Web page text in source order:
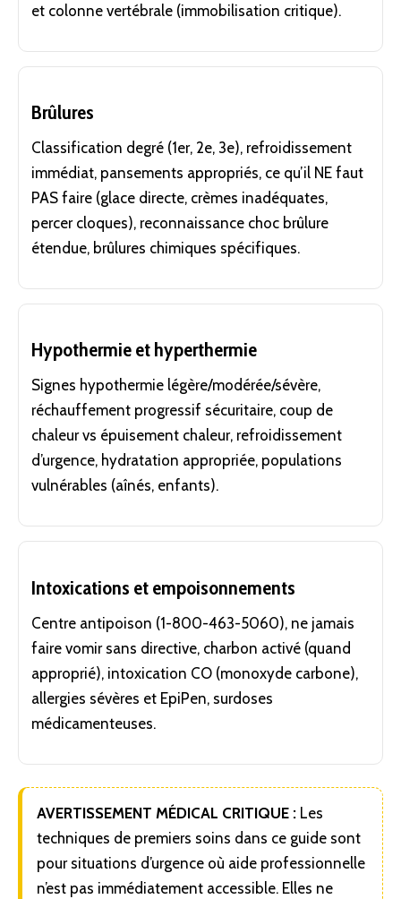
et colonne vertébrale (immobilisation critique).
Brûlures
Classification degré (1er, 2e, 3e), refroidissement
immédiat, pansements appropriés, ce qu’il NE faut
PAS faire (glace directe, crèmes inadéquates,
percer cloques), reconnaissance choc brûlure
étendue, brûlures chimiques spécifiques.
Hypothermie et hyperthermie
Signes hypothermie légère/modérée/sévère,
réchauffement progressif sécuritaire, coup de
chaleur vs épuisement chaleur, refroidissement
d’urgence, hydratation appropriée, populations
vulnérables (aînés, enfants).
Intoxications et empoisonnements
Centre antipoison (1-800-463-5060), ne jamais
faire vomir sans directive, charbon activé (quand
approprié), intoxication CO (monoxyde carbone),
allergies sévères et EpiPen, surdoses
médicamenteuses.
AVERTISSEMENT MÉDICAL CRITIQUE : Les
techniques de premiers soins dans ce guide sont
pour situations d’urgence où aide professionnelle
n’est pas immédiatement accessible. Elles ne